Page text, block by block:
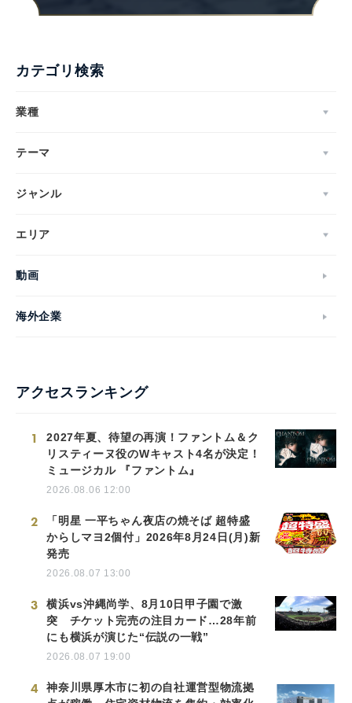
カテゴリ検索
業種
テーマ
ジャンル
エリア
動画
海外企業
アクセスランキング
1
2027年夏、待望の再演！ファントム＆ク
リスティーヌ役のWキャスト4名が決定！
ミュージカル 『ファントム』
2026.08.06 12:00
2
「明星 一平ちゃん夜店の焼そば 超特盛
からしマヨ2個付」2026年8月24日(月)新
発売
2026.08.07 13:00
3
横浜vs沖縄尚学、8月10日甲子園で激
突 チケット完売の注目カード…28年前
にも横浜が演じた“伝説の一戦”
2026.08.07 19:00
4
神奈川県厚木市に初の自社運営型物流拠